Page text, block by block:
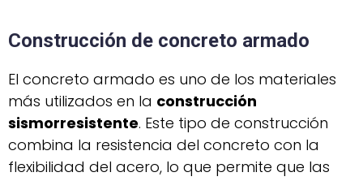
Construcción de concreto armado
El concreto armado es uno de los materiales
más utilizados en la construcción
sismorresistente. Este tipo de construcción
combina la resistencia del concreto con la
flexibilidad del acero, lo que permite que las